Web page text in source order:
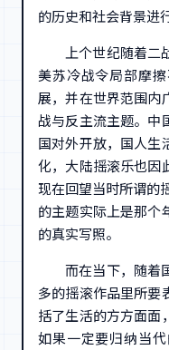
的历史和社会背景进
上个世纪随着二
美苏冷战令局部摩
展，并在世界范围内
战与反主流主题。中
国对外开放，国人生
化，大陆摇滚乐也因
现在回望当时所谓的
的主题实际上是那个
的真实写照。
而在当下，随着
多的摇滚作品里所要
括了生活的方方面面
如果一定要归纳当